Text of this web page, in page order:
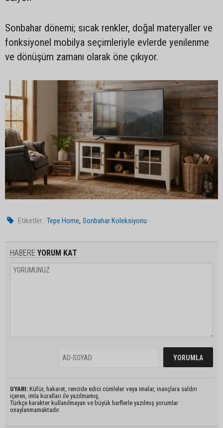
Sonbahar dönemi; sıcak renkler, doğal materyaller ve
fonksiyonel mobilya seçimleriyle evlerde yenilenme
ve dönüşüm zamanı olarak öne çıkıyor.
Etiketler : Tepe Home,Sonbahar Koleksiyonu
HABERE YORUM KAT
UYARI: Küfür, hakaret, rencide edici cümleler veya imalar, inançlara saldırı
içeren, imla kuralları ile yazılmamış,
Türkçe karakter kullanılmayan ve büyük harflerle yazılmış yorumlar
onaylanmamaktadır.